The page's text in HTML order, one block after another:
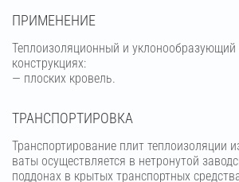
ПРИМЕНЕНИЕ
Теплоизоляционный и уклонообразующий
конструкциях:
— плоских кровель.
ТРАНСПОРТИРОВКА
Транспортирование плит теплоизоляции
ваты осуществляется в нетронутой
поддонах в крытых транспортных